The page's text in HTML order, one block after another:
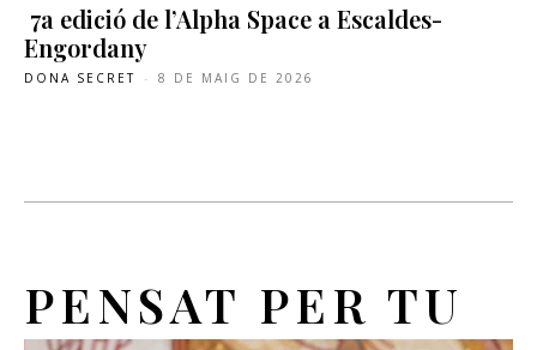
7a edició de l’Alpha Space a Escaldes-
Engordany
DONA SECRET - 8 DE MAIG DE 2026
PENSAT PER TU